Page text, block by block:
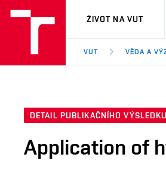
VUT
ŽIVOT NA VUT
VUT VĚDA A
DETAIL PUBLIKAČNÍHO VÝSLEDKU
Application of